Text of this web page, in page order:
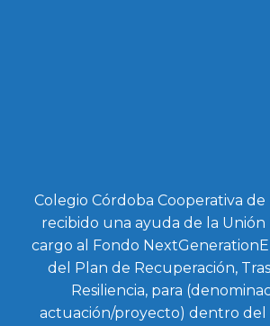
Colegio Córdoba Cooperativa de
recibido una ayuda de la
cargo al Fondo
del Plan de Recuperación,
Resiliencia, para
actuación/proyecto) dentro del